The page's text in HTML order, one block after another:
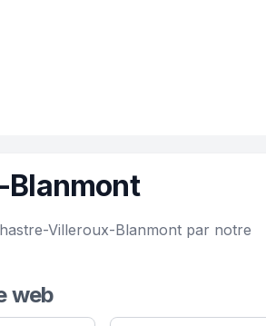
Blanmont
Villeroux-Blanmont par notre
web